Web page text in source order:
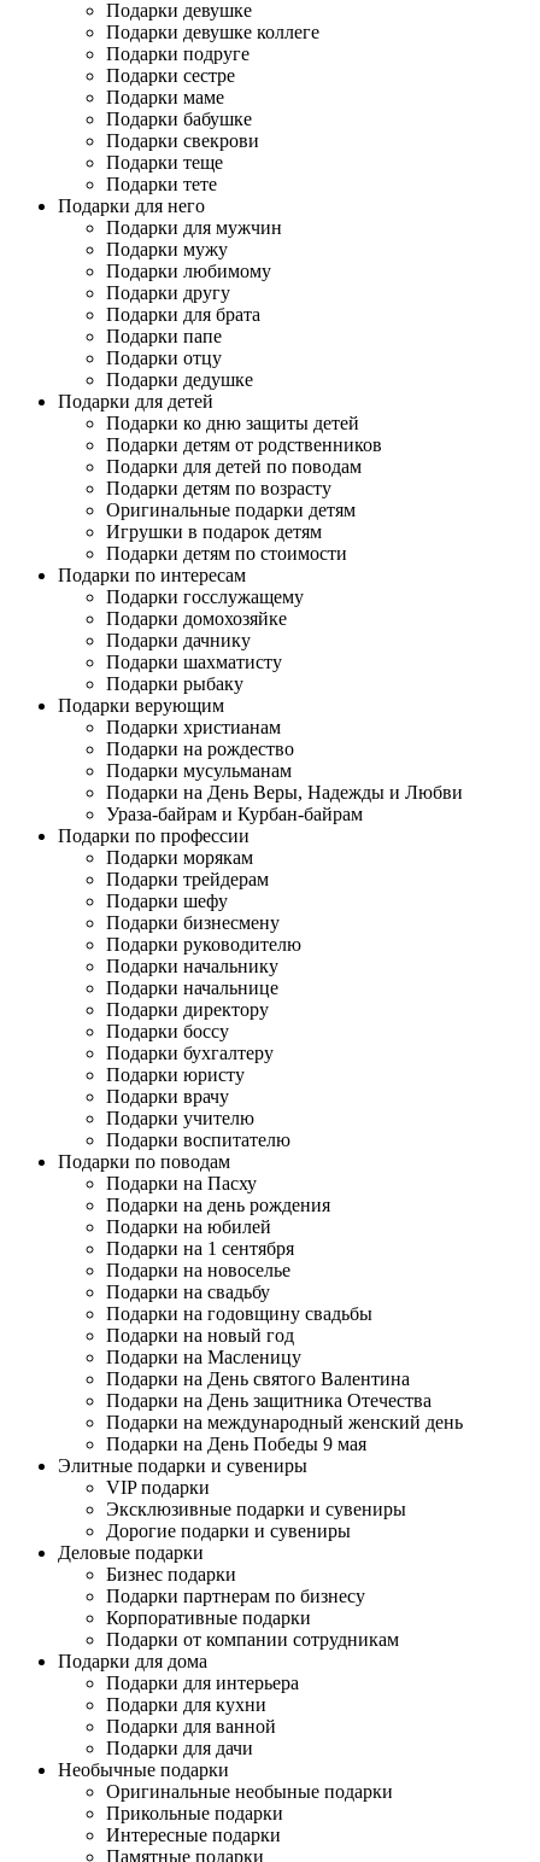
Подарки девушке
Подарки девушке коллеге
Подарки подруге
Подарки сестре
Подарки маме
Подарки бабушке
Подарки свекрови
Подарки теще
Подарки тете
Подарки для него
Подарки для мужчин
Подарки мужу
Подарки любимому
Подарки другу
Подарки для брата
Подарки папе
Подарки отцу
Подарки дедушке
Подарки для детей
Подарки ко дню защиты детей
Подарки детям от родственников
Подарки для детей по поводам
Подарки детям по возрасту
Оригинальные подарки детям
Игрушки в подарок детям
Подарки детям по стоимости
Подарки по интересам
Подарки госслужащему
Подарки домохозяйке
Подарки дачнику
Подарки шахматисту
Подарки рыбаку
Подарки верующим
Подарки христианам
Подарки на рождество
Подарки мусульманам
Подарки на День Веры, Надежды и Любви
Ураза-байрам и Курбан-байрам
Подарки по профессии
Подарки морякам
Подарки трейдерам
Подарки шефу
Подарки бизнесмену
Подарки руководителю
Подарки начальнику
Подарки начальнице
Подарки директору
Подарки боссу
Подарки бухгалтеру
Подарки юристу
Подарки врачу
Подарки учителю
Подарки воспитателю
Подарки по поводам
Подарки на Пасху
Подарки на день рождения
Подарки на юбилей
Подарки на 1 сентября
Подарки на новоселье
Подарки на свадьбу
Подарки на годовщину свадьбы
Подарки на новый год
Подарки на Масленицу
Подарки на День святого Валентина
Подарки на День защитника Отечества
Подарки на международный женский день
Подарки на День Победы 9 мая
Элитные подарки и сувениры
VIP подарки
Эксклюзивные подарки и сувениры
Дорогие подарки и сувениры
Деловые подарки
Бизнес подарки
Подарки партнерам по бизнесу
Корпоративные подарки
Подарки от компании сотрудникам
Подарки для дома
Подарки для интерьера
Подарки для кухни
Подарки для ванной
Подарки для дачи
Необычные подарки
Оригинальные необыные подарки
Прикольные подарки
Интересные подарки
Памятные подарки